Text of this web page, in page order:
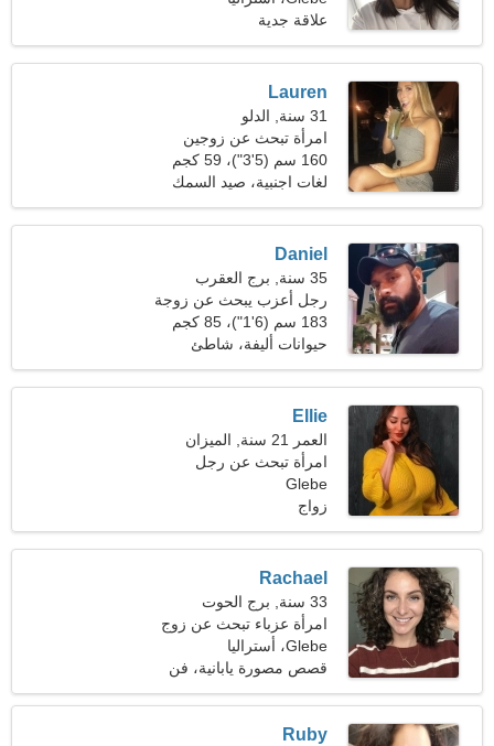
علاقة جدية
Lauren
31 سنة, الدلو
امرأة تبحث عن زوجين
160 سم (5'3")، 59 كجم
(130 رطلا)
لغات اجنبية، صيد السمك
Daniel
35 سنة, برج العقرب
رجل أعزب يبحث عن زوجة
28-32
183 سم (6'1")، 85 كجم
(187 رطلا)
حيوانات أليفة، شاطئ
Ellie
العمر 21 سنة, الميزان
امرأة تبحث عن رجل
Glebe
زواج
Rachael
33 سنة, برج الحوت
امرأة عزباء تبحث عن زوج
38-44
Glebe، أستراليا
قصص مصورة يابانية، فن
قص وتشكيل الورق
Ruby